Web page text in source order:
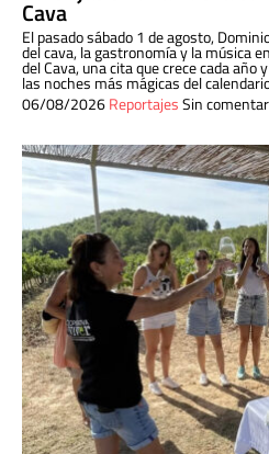
Cava
El pasado sábado 1 de agosto,
del cava, la gastronomía y la música
del Cava, una cita que crece cada año
las noches más mágicas del
06/08/2026ReportajesSin